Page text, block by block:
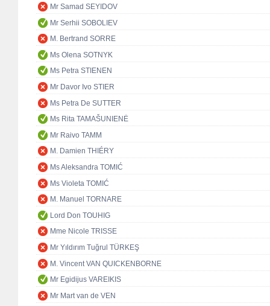
Mr Samad SEYIDOV
Mr Serhii SOBOLIEV
M. Bertrand SORRE
Ms Olena SOTNYK
Ms Petra STIENEN
Mr Davor Ivo STIER
Ms Petra De SUTTER
Ms Rita TAMAŠUNIENĖ
Mr Raivo TAMM
M. Damien THIÉRY
Ms Aleksandra TOMIĆ
Ms Violeta TOMIĆ
M. Manuel TORNARE
Lord Don TOUHIG
Mme Nicole TRISSE
Mr Yıldırım Tuğrul TÜRKEŞ
M. Vincent VAN QUICKENBORNE
Mr Egidijus VAREIKIS
Mr Mart van de VEN